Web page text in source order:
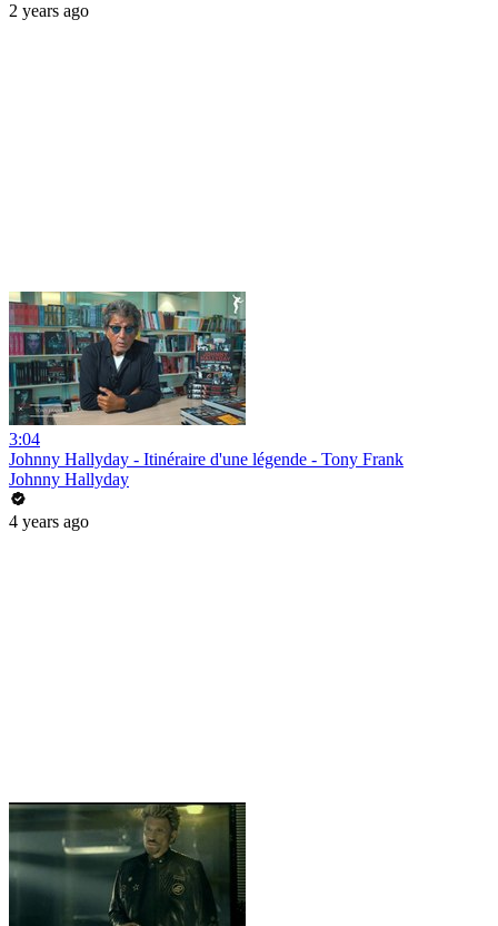
2 years ago
3:04
Johnny Hallyday - Itinéraire d'une légende - Tony Frank
Johnny Hallyday
4 years ago